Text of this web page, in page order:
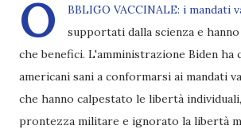
O
BBLIGO VACCINALE: i mandati
supportati dalla scienza e
che benefici. L'amministrazione Biden
americani sani a conformarsi ai mandati
che hanno calpestato le libertà
prontezza militare e ignorato la libertà